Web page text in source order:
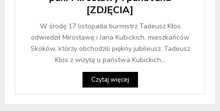
[ZDJĘCIA]
W środę 17 listopada burmistrz Tadeusz Kłos
odwiedził Mirosławę i Jana Kubickich, mieszkańców
Skoków, którzy obchodzili piękny jubileusz. Tadeusz
Kłos z wizytą u państwa Kubickich...
Czytaj więcej